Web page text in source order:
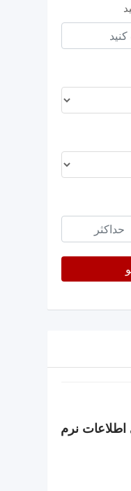
حداکثر
اطلاعات نرم افزار و